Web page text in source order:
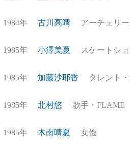
1984年 古川高晴 アーチェリ
1985年 小澤美夏 スケートシ
1985年 加藤沙耶香 タレント
1985年 北村悠 歌手・FLAME
1985年 木南晴夏 女優